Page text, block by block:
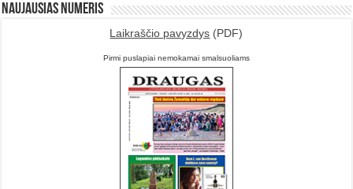
Naujausias numeris
Laikraščio pavyzdys (PDF)
Pirmi puslapiai nemokamai smalsuoliams